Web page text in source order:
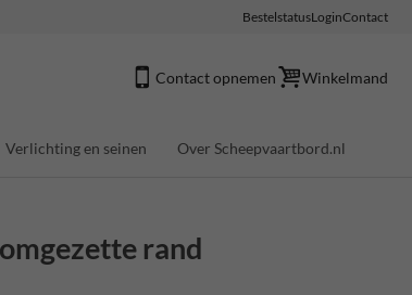
BestelstatusLoginContact
Contact opnemen Winkelmand
Verlichting en seinen Over Scheepvaartbord.nl
rand